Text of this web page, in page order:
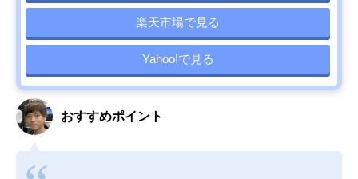
楽天市場で見る
Yahoo!で見る
おすすめポイント